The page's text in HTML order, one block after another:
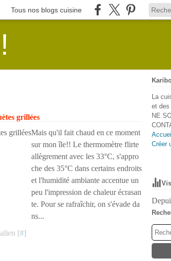
Tous nos blogs cuisine
grillées
Mais qu'il fait chaud en ce moment
sur mon île!! Le thermomètre flirte
allègrement avec les 33°C, s'appro
che des 35°C dans certains endroits
et l'humidité ambiante accentue un
peu l'impression de chaleur écrasan
te. Pour se rafraîchir, on s'évade da
ns...
[#]
La
et des
NE
Créer